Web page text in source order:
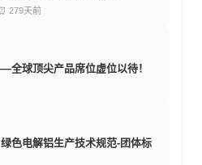
279天前
全球顶尖产品席位虚位以待！
色电解铝生产技术规范-团体标